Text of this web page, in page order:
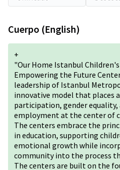
Cuerpo (English)
+
"Our Home Istanbul
Empowering the Future
leadership of Istanbul
innovative model that places
participation, gender equality,
employment at the center of
The centers embrace the
in education, supporting
emotional growth while
community into the process
The centers are built on the